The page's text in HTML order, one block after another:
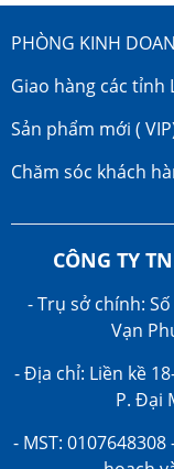
PHÒNG KINH
Giao hàng các tỉnh
Sản phẩm mới (
Chăm sóc khách
CÔNG TY
- Trụ sở chính:
Vạn
- Địa chỉ: Liền kề
P. Đại
- MST: